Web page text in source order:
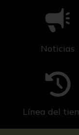
Noticias
Línea del